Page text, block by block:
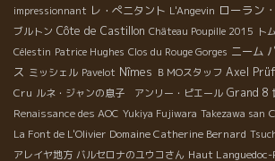
impressionnant レ・ぺニタント L'Angevin ローラン
ブルトン Côte de Castillon Château Poupille 2015 ト
Célestin Patrice Hughes Clos du Rouge Gorges ニーム
ス ミッシェル Pavelot Nîmes ＢＭОスタッフ Axel
Cru ルネ・ジャンの息子 アンリー・ピエール Grand 8
Renaissance des AOC Yukiya Fujiwara Takezawa san
La Font de L'Olivier Domaine Catherine Bernard
アレイヤ地方 バルセロナのユウコさん Haut Languedoc-